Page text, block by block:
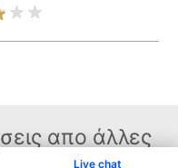
Live chat
απο άλλες